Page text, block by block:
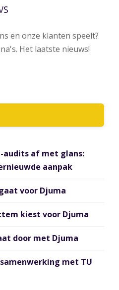
en onze klanten speelt?
Het laatste nieuws!
audits af met glans:
aanpak
voor Djuma
kiest voor Djuma
door met Djuma
met TU